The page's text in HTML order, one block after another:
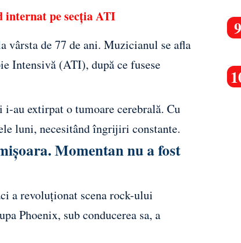
internat pe secția ATI
de 77 de ani. Muzicianul se afla
Intensivă (ATI), după ce fusese
au extirpat o tumoare cerebrală. Cu
luni, necesitând îngrijiri constante.
Momentan nu a fost
a revoluționat scena rock-ului
Phoenix, sub conducerea sa, a